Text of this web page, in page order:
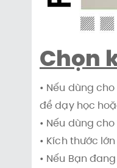
Chọn
• Nếu dùng
để dạy học
• Nếu dùng
• Kích thước
• Nếu Bạn